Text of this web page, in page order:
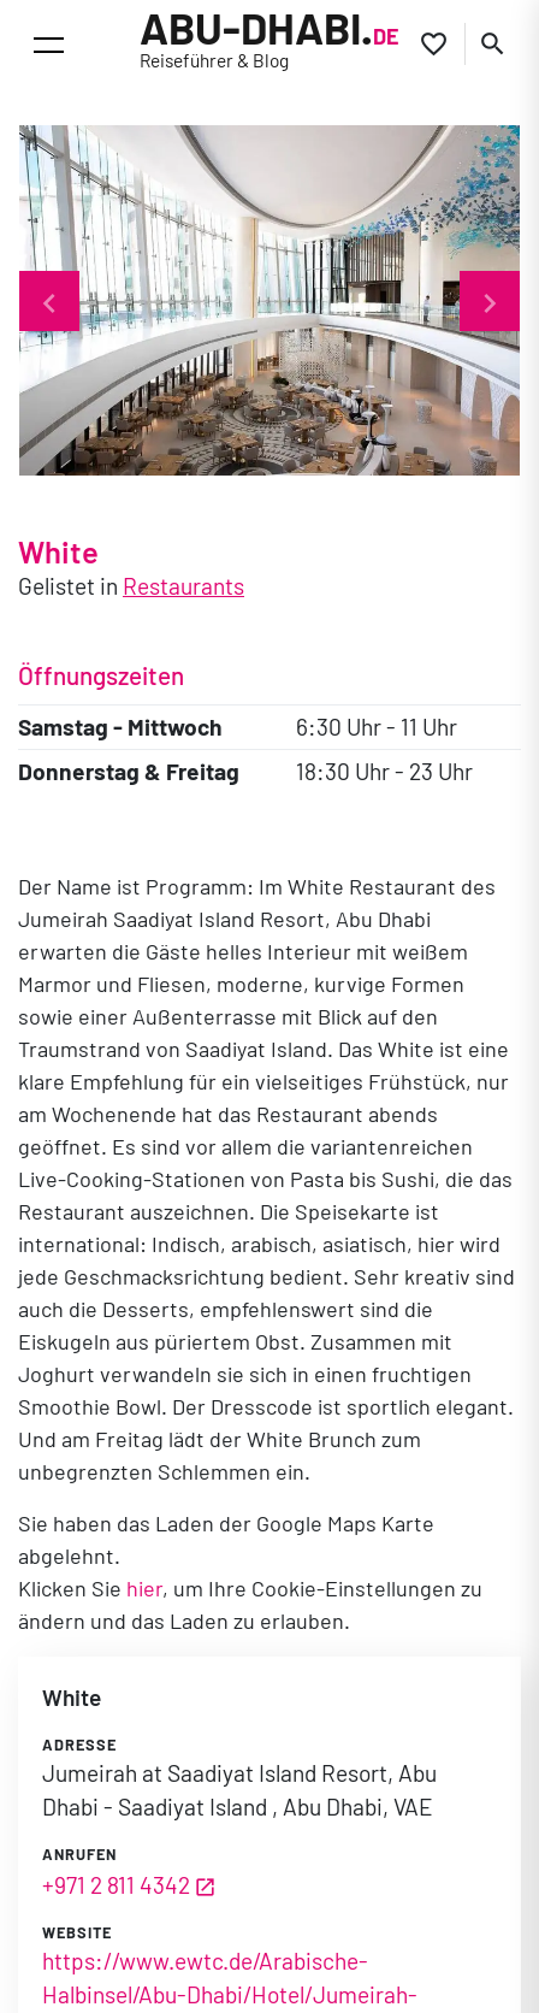
ABU-DHABI.DE
Reiseführer & Blog
 
keyboard_arrow_left keyboard_arrow_right
White
Gelistet in Restaurants
Öffnungszeiten
Samstag - Mittwoch
6:30 Uhr - 11 Uhr
Donnerstag & Freitag
18:30 Uhr - 23 Uhr
Der Name ist Programm: Im White Restaurant des
Jumeirah Saadiyat Island Resort, Abu Dhabi
erwarten die Gäste helles Interieur mit weißem
Marmor und Fliesen, moderne, kurvige Formen
sowie einer Außenterrasse mit Blick auf den
Traumstrand von Saadiyat Island. Das White ist eine
klare Empfehlung für ein vielseitiges Frühstück, nur
am Wochenende hat das Restaurant abends
geöffnet. Es sind vor allem die variantenreichen
Live-Cooking-Stationen von Pasta bis Sushi, die das
Restaurant auszeichnen. Die Speisekarte ist
international: Indisch, arabisch, asiatisch, hier wird
jede Geschmacksrichtung bedient. Sehr kreativ sind
auch die Desserts, empfehlenswert sind die
Eiskugeln aus püriertem Obst. Zusammen mit
Joghurt verwandeln sie sich in einen fruchtigen
Smoothie Bowl. Der Dresscode ist sportlich elegant.
Und am Freitag lädt der White Brunch zum
unbegrenzten Schlemmen ein.
Sie haben das Laden der Google Maps Karte
abgelehnt.
Klicken Sie hier, um Ihre Cookie-Einstellungen zu
ändern und das Laden zu erlauben.
White
ADRESSE
Jumeirah at Saadiyat Island Resort, Abu
Dhabi - Saadiyat Island , Abu Dhabi, VAE
ANRUFEN
+971 2 811 4342
WEBSITE
https://www.ewtc.de/Arabische-
Halbinsel/Abu-Dhabi/Hotel/Jumeirah-